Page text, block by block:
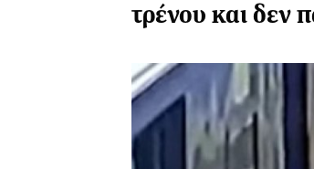
τρένου και δεν